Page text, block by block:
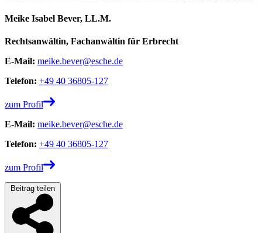
Meike Isabel Bever, LL.M.
Rechtsanwältin, Fachanwältin für Erbrecht
E-Mail: meike.bever@esche.de
Telefon: +49 40 36805-127
zum Profil
E-Mail: meike.bever@esche.de
Telefon: +49 40 36805-127
zum Profil
Beitrag teilen